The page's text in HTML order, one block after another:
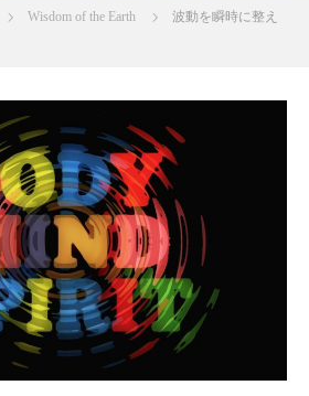
Wisdom of the Earth
波動を瞬時に整え